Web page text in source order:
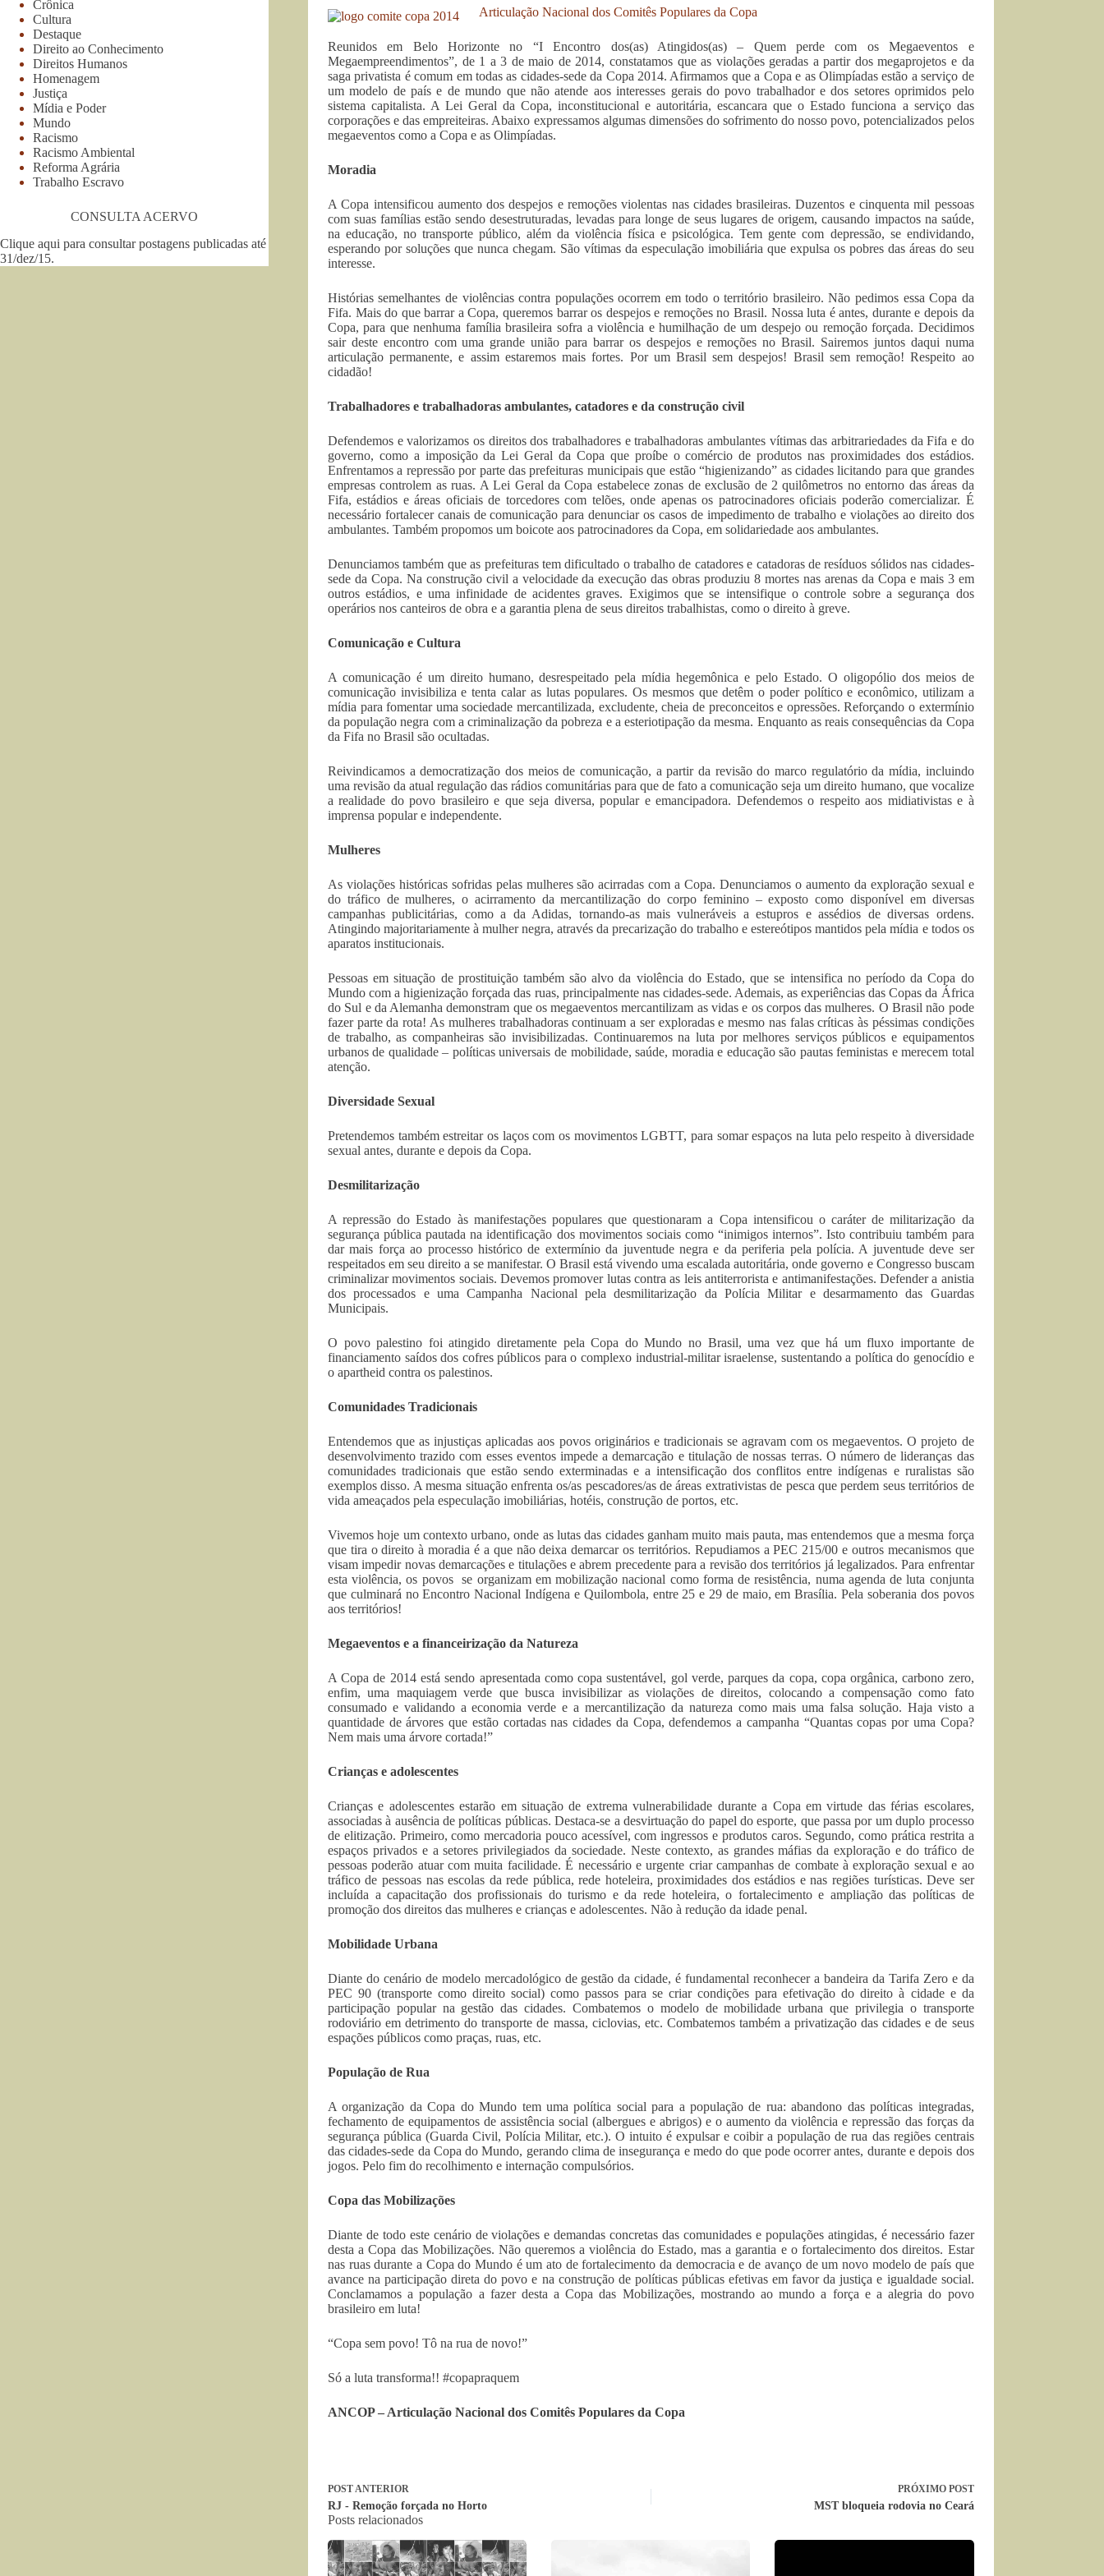
Articulação Nacional dos Comitês Populares da Copa
Reunidos em Belo Horizonte no “I Encontro dos(as) Atingidos(as) – Quem perde com os Megaeventos e
Megaempreendimentos”, de 1 a 3 de maio de 2014, constatamos que as violações geradas a partir dos megaprojetos e da
saga privatista é comum em todas as cidades-sede da Copa 2014. Afirmamos que a Copa e as Olimpíadas estão a serviço de
um modelo de país e de mundo que não atende aos interesses gerais do povo trabalhador e dos setores oprimidos pelo
sistema capitalista. A Lei Geral da Copa, inconstitucional e autoritária, escancara que o Estado funciona a serviço das
corporações e das empreiteiras. Abaixo expressamos algumas dimensões do sofrimento do nosso povo, potencializados pelos
megaeventos como a Copa e as Olimpíadas.
Moradia
A Copa intensificou aumento dos despejos e remoções violentas nas cidades brasileiras. Duzentos e cinquenta mil pessoas
com suas famílias estão sendo desestruturadas, levadas para longe de seus lugares de origem, causando impactos na saúde,
na educação, no transporte público, além da violência física e psicológica. Tem gente com depressão, se endividando,
esperando por soluções que nunca chegam. São vítimas da especulação imobiliária que expulsa os pobres das áreas do seu
interesse.
Histórias semelhantes de violências contra populações ocorrem em todo o território brasileiro. Não pedimos essa Copa da
Fifa. Mais do que barrar a Copa, queremos barrar os despejos e remoções no Brasil. Nossa luta é antes, durante e depois da
Copa, para que nenhuma família brasileira sofra a violência e humilhação de um despejo ou remoção forçada. Decidimos
sair deste encontro com uma grande união para barrar os despejos e remoções no Brasil. Sairemos juntos daqui numa
articulação permanente, e assim estaremos mais fortes. Por um Brasil sem despejos! Brasil sem remoção! Respeito ao
cidadão!
Trabalhadores e trabalhadoras ambulantes, catadores e da construção civil
Defendemos e valorizamos os direitos dos trabalhadores e trabalhadoras ambulantes vítimas das arbitrariedades da Fifa e do
governo, como a imposição da Lei Geral da Copa que proíbe o comércio de produtos nas proximidades dos estádios.
Enfrentamos a repressão por parte das prefeituras municipais que estão “higienizando” as cidades licitando para que grandes
empresas controlem as ruas. A Lei Geral da Copa estabelece zonas de exclusão de 2 quilômetros no entorno das áreas da
Fifa, estádios e áreas oficiais de torcedores com telões, onde apenas os patrocinadores oficiais poderão comercializar. É
necessário fortalecer canais de comunicação para denunciar os casos de impedimento de trabalho e violações ao direito dos
ambulantes. Também propomos um boicote aos patrocinadores da Copa, em solidariedade aos ambulantes.
Denunciamos também que as prefeituras tem dificultado o trabalho de catadores e catadoras de resíduos sólidos nas cidades-
sede da Copa. Na construção civil a velocidade da execução das obras produziu 8 mortes nas arenas da Copa e mais 3 em
outros estádios, e uma infinidade de acidentes graves. Exigimos que se intensifique o controle sobre a segurança dos
operários nos canteiros de obra e a garantia plena de seus direitos trabalhistas, como o direito à greve.
Comunicação e Cultura
A comunicação é um direito humano, desrespeitado pela mídia hegemônica e pelo Estado. O oligopólio dos meios de
comunicação invisibiliza e tenta calar as lutas populares. Os mesmos que detêm o poder político e econômico, utilizam a
mídia para fomentar uma sociedade mercantilizada, excludente, cheia de preconceitos e opressões. Reforçando o extermínio
da população negra com a criminalização da pobreza e a esteriotipação da mesma. Enquanto as reais consequências da Copa
da Fifa no Brasil são ocultadas.
Reivindicamos a democratização dos meios de comunicação, a partir da revisão do marco regulatório da mídia, incluindo
uma revisão da atual regulação das rádios comunitárias para que de fato a comunicação seja um direito humano, que vocalize
a realidade do povo brasileiro e que seja diversa, popular e emancipadora. Defendemos o respeito aos midiativistas e à
imprensa popular e independente.
Mulheres
As violações históricas sofridas pelas mulheres são acirradas com a Copa. Denunciamos o aumento da exploração sexual e
do tráfico de mulheres, o acirramento da mercantilização do corpo feminino – exposto como disponível em diversas
campanhas publicitárias, como a da Adidas, tornando-as mais vulneráveis a estupros e assédios de diversas ordens.
Atingindo majoritariamente à mulher negra, através da precarização do trabalho e estereótipos mantidos pela mídia e todos os
aparatos institucionais.
Pessoas em situação de prostituição também são alvo da violência do Estado, que se intensifica no período da Copa do
Mundo com a higienização forçada das ruas, principalmente nas cidades-sede. Ademais, as experiências das Copas da África
do Sul e da Alemanha demonstram que os megaeventos mercantilizam as vidas e os corpos das mulheres. O Brasil não pode
fazer parte da rota! As mulheres trabalhadoras continuam a ser exploradas e mesmo nas falas críticas às péssimas condições
de trabalho, as companheiras são invisibilizadas. Continuaremos na luta por melhores serviços públicos e equipamentos
urbanos de qualidade – políticas universais de mobilidade, saúde, moradia e educação são pautas feministas e merecem total
atenção.
Diversidade Sexual
Pretendemos também estreitar os laços com os movimentos LGBTT, para somar espaços na luta pelo respeito à diversidade
sexual antes, durante e depois da Copa.
Desmilitarização
A repressão do Estado às manifestações populares que questionaram a Copa intensificou o caráter de militarização da
segurança pública pautada na identificação dos movimentos sociais como “inimigos internos”. Isto contribuiu também para
dar mais força ao processo histórico de extermínio da juventude negra e da periferia pela polícia. A juventude deve ser
respeitados em seu direito a se manifestar. O Brasil está vivendo uma escalada autoritária, onde governo e Congresso buscam
criminalizar movimentos sociais. Devemos promover lutas contra as leis antiterrorista e antimanifestações. Defender a anistia
dos processados e uma Campanha Nacional pela desmilitarização da Polícia Militar e desarmamento das Guardas
Municipais.
O povo palestino foi atingido diretamente pela Copa do Mundo no Brasil, uma vez que há um fluxo importante de
financiamento saídos dos cofres públicos para o complexo industrial-militar israelense, sustentando a política do genocídio e
o apartheid contra os palestinos.
Comunidades Tradicionais
Entendemos que as injustiças aplicadas aos povos originários e tradicionais se agravam com os megaeventos. O projeto de
desenvolvimento trazido com esses eventos impede a demarcação e titulação de nossas terras. O número de lideranças das
comunidades tradicionais que estão sendo exterminadas e a intensificação dos conflitos entre indígenas e ruralistas são
exemplos disso. A mesma situação enfrenta os/as pescadores/as de áreas extrativistas de pesca que perdem seus territórios de
vida ameaçados pela especulação imobiliárias, hotéis, construção de portos, etc.
Vivemos hoje um contexto urbano, onde as lutas das cidades ganham muito mais pauta, mas entendemos que a mesma força
que tira o direito à moradia é a que não deixa demarcar os territórios. Repudiamos a PEC 215/00 e outros mecanismos que
visam impedir novas demarcações e titulações e abrem precedente para a revisão dos territórios já legalizados. Para enfrentar
esta violência, os povos se organizam em mobilização nacional como forma de resistência, numa agenda de luta conjunta
que culminará no Encontro Nacional Indígena e Quilombola, entre 25 e 29 de maio, em Brasília. Pela soberania dos povos
aos territórios!
Megaeventos e a financeirização da Natureza
A Copa de 2014 está sendo apresentada como copa sustentável, gol verde, parques da copa, copa orgânica, carbono zero,
enfim, uma maquiagem verde que busca invisibilizar as violações de direitos, colocando a compensação como fato
consumado e validando a economia verde e a mercantilização da natureza como mais uma falsa solução. Haja visto a
quantidade de árvores que estão cortadas nas cidades da Copa, defendemos a campanha “Quantas copas por uma Copa?
Nem mais uma árvore cortada!”
Crianças e adolescentes
Crianças e adolescentes estarão em situação de extrema vulnerabilidade durante a Copa em virtude das férias escolares,
associadas à ausência de políticas públicas. Destaca-se a desvirtuação do papel do esporte, que passa por um duplo processo
de elitização. Primeiro, como mercadoria pouco acessível, com ingressos e produtos caros. Segundo, como prática restrita a
espaços privados e a setores privilegiados da sociedade. Neste contexto, as grandes máfias da exploração e do tráfico de
pessoas poderão atuar com muita facilidade. É necessário e urgente criar campanhas de combate à exploração sexual e ao
tráfico de pessoas nas escolas da rede pública, rede hoteleira, proximidades dos estádios e nas regiões turísticas. Deve ser
incluída a capacitação dos profissionais do turismo e da rede hoteleira, o fortalecimento e ampliação das políticas de
promoção dos direitos das mulheres e crianças e adolescentes. Não à redução da idade penal.
Mobilidade Urbana
Diante do cenário de modelo mercadológico de gestão da cidade, é fundamental reconhecer a bandeira da Tarifa Zero e da
PEC 90 (transporte como direito social) como passos para se criar condições para efetivação do direito à cidade e da
participação popular na gestão das cidades. Combatemos o modelo de mobilidade urbana que privilegia o transporte
rodoviário em detrimento do transporte de massa, ciclovias, etc. Combatemos também a privatização das cidades e de seus
espações públicos como praças, ruas, etc.
População de Rua
A organização da Copa do Mundo tem uma política social para a população de rua: abandono das políticas integradas,
fechamento de equipamentos de assistência social (albergues e abrigos) e o aumento da violência e repressão das forças da
segurança pública (Guarda Civil, Polícia Militar, etc.). O intuito é expulsar e coibir a população de rua das regiões centrais
das cidades-sede da Copa do Mundo, gerando clima de insegurança e medo do que pode ocorrer antes, durante e depois dos
jogos. Pelo fim do recolhimento e internação compulsórios.
Copa das Mobilizações
Diante de todo este cenário de violações e demandas concretas das comunidades e populações atingidas, é necessário fazer
desta a Copa das Mobilizações. Não queremos a violência do Estado, mas a garantia e o fortalecimento dos direitos. Estar
nas ruas durante a Copa do Mundo é um ato de fortalecimento da democracia e de avanço de um novo modelo de país que
avance na participação direta do povo e na construção de políticas públicas efetivas em favor da justiça e igualdade social.
Conclamamos a população a fazer desta a Copa das Mobilizações, mostrando ao mundo a força e a alegria do povo
brasileiro em luta!
“Copa sem povo! Tô na rua de novo!”
Só a luta transforma!! #copapraquem
ANCOP – Articulação Nacional dos Comitês Populares da Copa
POSTANTERIOR
RJ - Remoção forçada no Horto
PRÓXIMO POST
MST bloqueia rodovia no Ceará
Posts relacionados
Crônica
Cultura
Destaque
Direito ao Conhecimento
Direitos Humanos
Homenagem
Justiça
Mídia e Poder
Mundo
Racismo
Racismo Ambiental
Reforma Agrária
Trabalho Escravo
CONSULTA ACERVO
Clique aqui para consultar postagens publicadas até
31/dez/15.